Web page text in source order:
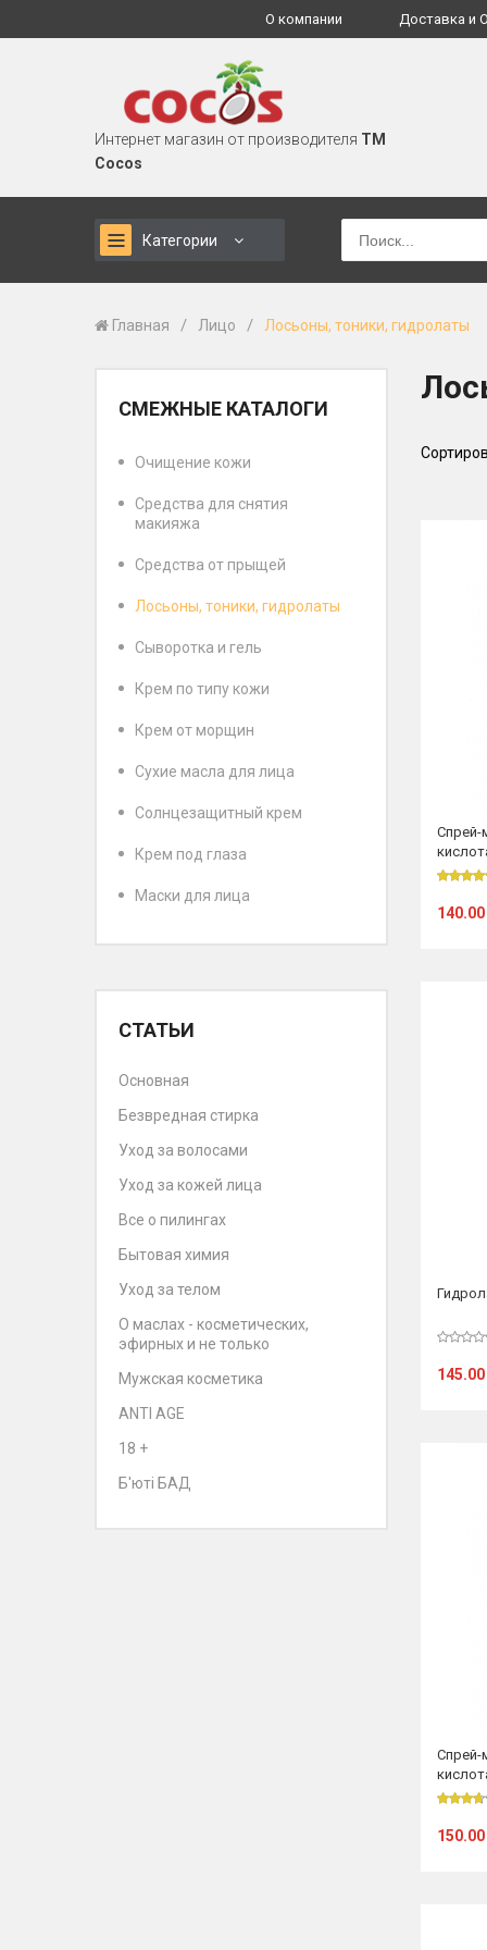
О компании Доставка и
Интернет магазин от производителя TM
Cocos
Категории
Главная / Лицо / Лосьоны, тоники, гидролаты
СМЕЖНЫЕ КАТАЛОГИ
Очищение кожи
Средства для снятия
макияжа
Средства от прыщей
Лосьоны, тоники, гидролаты
Сыворотка и гель
Крем по типу кожи
Крем от морщин
Сухие масла для лица
Солнцезащитный крем
Крем под глаза
Маски для лица
СТАТЬИ
Основная
Безвредная стирка
Уход за волосами
Уход за кожей лица
Все о пилингах
Бытовая химия
Уход за телом
О маслах - косметических,
эфирных и не только
Мужская косметика
ANTI AGE
18 +
Б'юті БАД
Спрей-
140.00
145.00
Спрей-
150.00